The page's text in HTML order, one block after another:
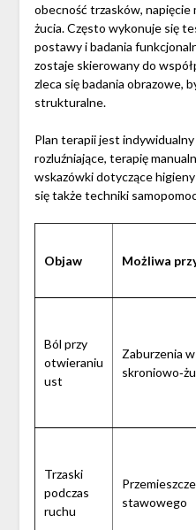
obecność trzasków, napięcie
żucia. Często wykonuje się
postawy i badania
zostaje skierowany do
zleca się badania obrazowe,
strukturalne.
Plan terapii jest
rozluźniające, terapię
wskazówki dotyczące
się także techniki
Objaw Możliwa
Ból przy
otwieraniu
ust
Zaburzenia
Trzaski
podczas
ruchu
stawowego